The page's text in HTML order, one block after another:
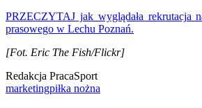
PRZECZYTAJ jak wyglądała rekrutacja
prasowego w Lechu Poznań.
[Fot. Eric The Fish/Flickr]
Redakcja PracaSport
marketingpiłka nożna